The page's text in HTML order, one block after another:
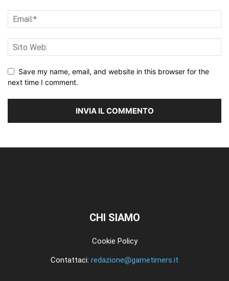
Save my name, email, and website in this browser for the
next time I comment.
CHI SIAMO
Cookie Policy
Contattaci: redazione@gametimers.it